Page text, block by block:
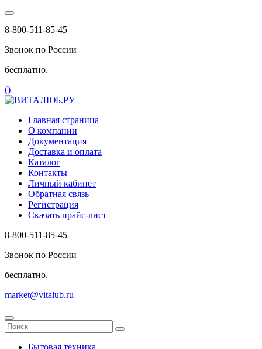
8-800-511-85-45
Звонок по России
бесплатно.
()
Главная страница
О компании
Документация
Доставка и оплата
Каталог
Контакты
Личный кабинет
Обратная связь
Регистрация
Скачать прайс-лист
8-800-511-85-45
Звонок по России
бесплатно.
market@vitalub.ru
Бытовая техника